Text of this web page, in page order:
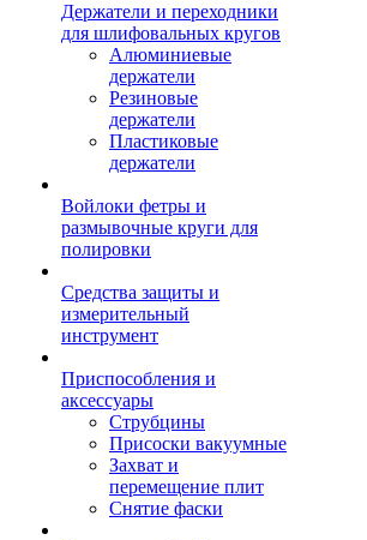
Держатели и переходники
для шлифовальных кругов
Алюминиевые
держатели
Резиновые
держатели
Пластиковые
держатели
Войлоки фетры и
размывочные круги для
полировки
Средства защиты и
измерительный
инструмент
Приспособления и
аксессуары
Струбцины
Присоски вакуумные
Захват и
перемещение плит
Снятие фаски